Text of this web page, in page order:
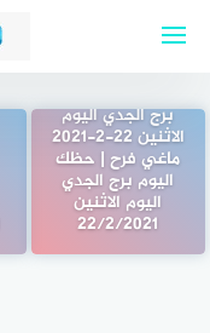
برج الجدي اليوم
الاثنين 22-2-2021
ماغي فرح | حظك
اليوم برج الجدي
اليوم الاثنين
22/2/2021